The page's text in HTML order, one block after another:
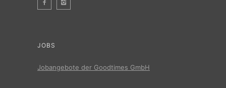
JOBS
Jobangebote der Goodtimes GmbH